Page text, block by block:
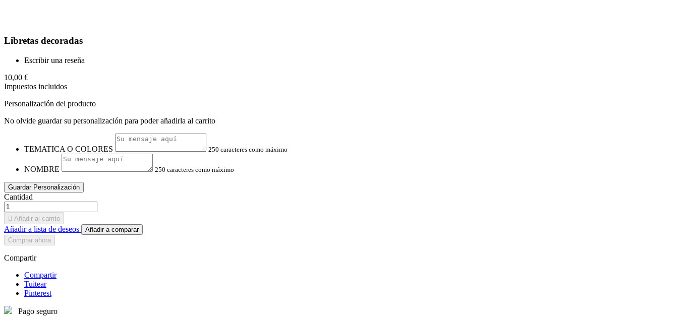
Libretas decoradas
Escribir una reseña
10,00 €
Impuestos incluidos
Personalización del producto
No olvide guardar su personalización para poder añadirla al carrito
TEMATICA O COLORES 250 caracteres como máximo
NOMBRE 250 caracteres como máximo
Guardar Personalización
Cantidad
 Añadir al carrito
Añadir a lista de deseos
Añadir a comparar
Comprar ahora
Compartir
Compartir
Tuitear
Pinterest
Pago seguro